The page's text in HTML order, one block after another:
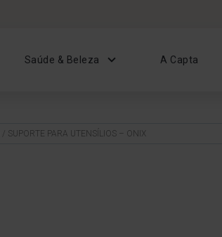
Saúde & Beleza A Capta
/ SUPORTE PARA UTENSÍLIOS – ONIX